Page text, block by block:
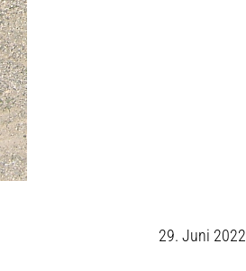
29. Juni 2022